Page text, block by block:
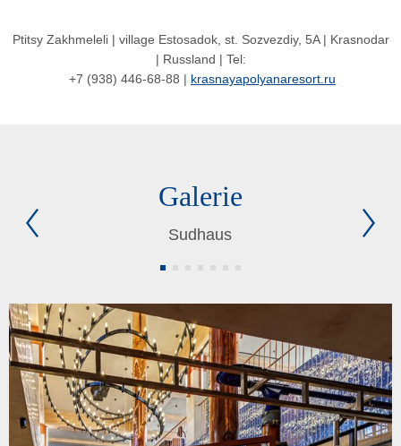
Ptitsy Zakhmeleli | village Estosadok, st. Sozvezdiy, 5A | Krasnodar
| Russland | Tel:
+7 (938) 446-68-88 | krasnayapolyanaresort.ru
Galerie
Sudhaus